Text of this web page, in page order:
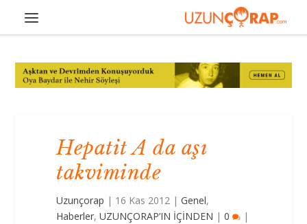
Hepatit A da aşı
takviminde
Uzunçorap | 16 Kas 2012 |Genel,
Haberler,UZUNÇORAP’IN İÇİNDEN |0 |